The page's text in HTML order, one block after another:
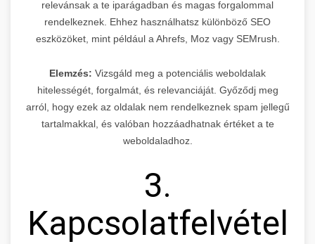
relevánsak a te iparágadban és magas forgalommal
rendelkeznek. Ehhez használhatsz különböző SEO
eszközöket, mint például a Ahrefs, Moz vagy SEMrush.
Elemzés: Vizsgáld meg a potenciális weboldalak
hitelességét, forgalmát, és relevanciáját. Győződj meg
arról, hogy ezek az oldalak nem rendelkeznek spam jellegű
tartalmakkal, és valóban hozzáadhatnak értéket a te
weboldaladhoz.
3.
Kapcsolatfelvétel